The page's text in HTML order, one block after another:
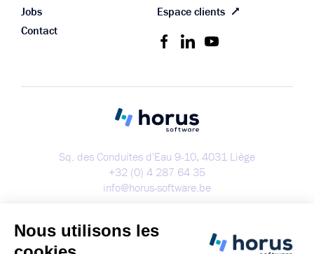
Jobs
Contact
Espace clients
Sq. des Conduites d'Eau 9-10, 4031 Liège
+32 (0) 4 287 64 35
info@horus-software.be
Démo